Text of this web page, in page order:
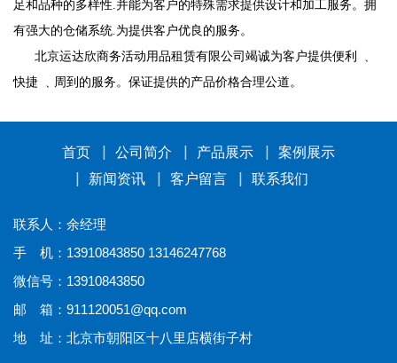
足和品种的多样性.并能为客户的特殊需求提供设计和加工服务。拥
有强大的仓储系统.为提供客户优良的服务。
北京运达欣商务活动用品租赁有限公司 竭诚为客户提供便利 ﹑
快捷 ﹑周到的服务。保证提供的产品价格合理公道。
首页 公司简介 产品展示
案例展示
新闻资讯
客户留言 联系我们
联系人：余经理
手 机：13910843850 13146247768
微信号：13910843850
邮 箱：911120051@qq.com
地 址：北京市朝阳区十八里店横街子村